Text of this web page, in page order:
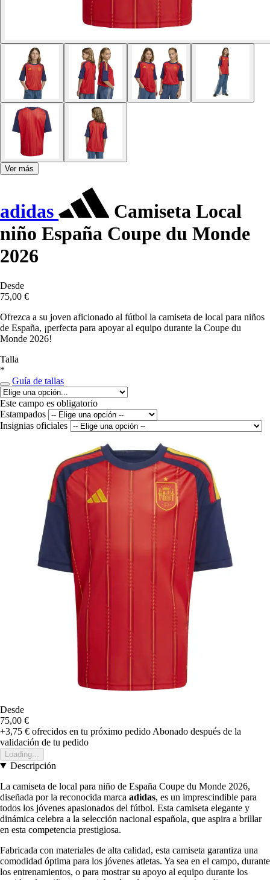
Ver más
adidas
Camiseta Local
niño España Coupe du Monde
2026
Desde
75,00 €
Ofrezca a su joven aficionado al fútbol la camiseta de local para niños
de España, ¡perfecta para apoyar al equipo durante la Coupe du
Monde 2026!
Talla
*
Guía de tallas
Este campo es obligatorio
Estampados
Insignias oficiales
Desde
75,00 €
+3,75 € ofrecidos en tu próximo pedido Abonado después de la
validación de tu pedido
Loading...
Descripción
La camiseta de local para niño de España Coupe du Monde 2026,
diseñada por la reconocida marca adidas, es un imprescindible para
todos los jóvenes apasionados del fútbol. Esta camiseta elegante y
dinámica celebra a la selección nacional española, que aspira a brillar
en esta competencia prestigiosa.
Fabricada con materiales de alta calidad, esta camiseta garantiza una
comodidad óptima para los jóvenes atletas. Ya sea en el campo, durante
los entrenamientos, o para mostrar su apoyo al equipo durante los